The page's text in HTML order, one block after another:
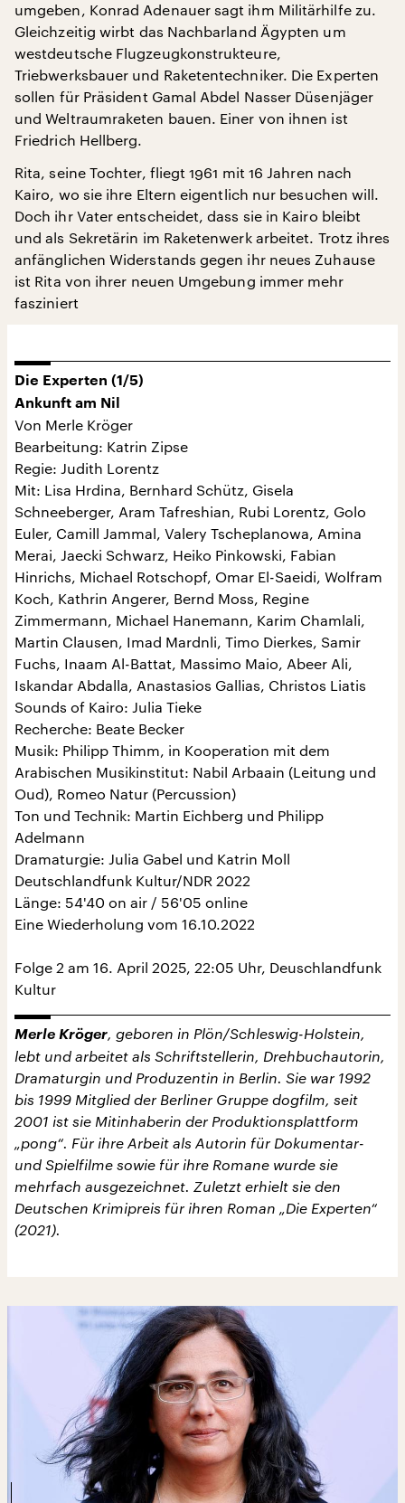
umgeben, Konrad Adenauer sagt ihm Militärhilfe zu.
Gleichzeitig wirbt das Nachbarland Ägypten um
westdeutsche Flugzeugkonstrukteure,
Triebwerksbauer und Raketentechniker. Die Experten
sollen für Präsident Gamal Abdel Nasser Düsenjäger
und Weltraumraketen bauen. Einer von ihnen ist
Friedrich Hellberg.
Rita, seine Tochter, fliegt 1961 mit 16 Jahren nach
Kairo, wo sie ihre Eltern eigentlich nur besuchen will.
Doch ihr Vater entscheidet, dass sie in Kairo bleibt
und als Sekretärin im Raketenwerk arbeitet. Trotz ihres
anfänglichen Widerstands gegen ihr neues Zuhause
ist Rita von ihrer neuen Umgebung immer mehr
fasziniert
Die Experten (1/5)
Ankunft am Nil
Von Merle Kröger
Bearbeitung: Katrin Zipse
Regie: Judith Lorentz
Mit: Lisa Hrdina, Bernhard Schütz, Gisela
Schneeberger, Aram Tafreshian, Rubi Lorentz, Golo
Euler, Camill Jammal, Valery Tscheplanowa, Amina
Merai, Jaecki Schwarz, Heiko Pinkowski, Fabian
Hinrichs, Michael Rotschopf, Omar El-Saeidi, Wolfram
Koch, Kathrin Angerer, Bernd Moss, Regine
Zimmermann, Michael Hanemann, Karim Chamlali,
Martin Clausen, Imad Mardnli, Timo Dierkes, Samir
Fuchs, Inaam Al-Battat, Massimo Maio, Abeer Ali,
Iskandar Abdalla, Anastasios Gallias, Christos Liatis
Sounds of Kairo: Julia Tieke
Recherche: Beate Becker
Musik: Philipp Thimm, in Kooperation mit dem
Arabischen Musikinstitut: Nabil Arbaain (Leitung und
Oud), Romeo Natur (Percussion)
Ton und Technik: Martin Eichberg und Philipp
Adelmann
Dramaturgie: Julia Gabel und Katrin Moll
Deutschlandfunk Kultur/NDR 2022
Länge: 54'40 on air / 56'05 online
Eine Wiederholung vom 16.10.2022
Folge 2 am 16. April 2025, 22:05 Uhr, Deuschlandfunk
Kultur
Merle Kröger, geboren in Plön/Schleswig-Holstein,
lebt und arbeitet als Schriftstellerin, Drehbuchautorin,
Dramaturgin und Produzentin in Berlin. Sie war 1992
bis 1999 Mitglied der Berliner Gruppe dogfilm, seit
2001 ist sie Mitinhaberin der Produktionsplattform
„pong“. Für ihre Arbeit als Autorin für Dokumentar-
und Spielfilme sowie für ihre Romane wurde sie
mehrfach ausgezeichnet. Zuletzt erhielt sie den
Deutschen Krimipreis für ihren Roman „Die Experten“
(2021).